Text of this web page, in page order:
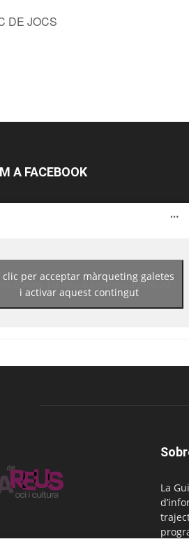
DE JOCS
A FACEBOOK
www.facebook.com/guiadereus/
clic per acceptar màrqueting galetes
i activar aquest contingut
La